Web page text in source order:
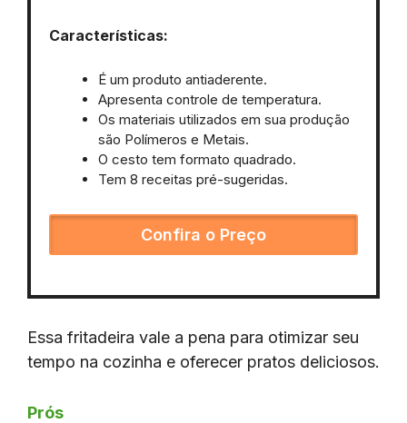
Características:
É um produto antiaderente.
Apresenta controle de temperatura.
Os materiais utilizados em sua produção
são Polímeros e Metais.
O cesto tem formato quadrado.
Tem 8 receitas pré-sugeridas.
Confira o Preço
Essa fritadeira vale a pena para otimizar seu
tempo na cozinha e oferecer pratos deliciosos.
Prós